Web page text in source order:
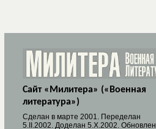
Сайт «Милитера» («Военная
литература»)
Cделан в марте 2001. Переделан
5.II.2002. Доделан 5.X.2002. Обновлен